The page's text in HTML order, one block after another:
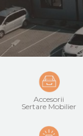
Accesorii
Sertare Mobilier